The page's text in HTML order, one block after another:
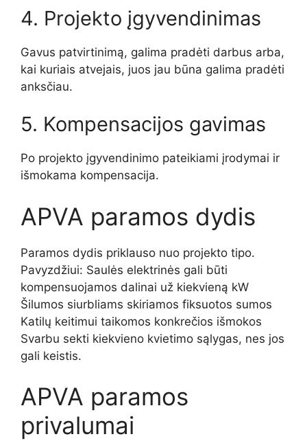
4. Projekto įgyvendinimas
Gavus patvirtinimą, galima pradėti darbus arba,
kai kuriais atvejais, juos jau būna galima pradėti
anksčiau.
5. Kompensacijos gavimas
Po projekto įgyvendinimo pateikiami įrodymai ir
išmokama kompensacija.
APVA paramos dydis
Paramos dydis priklauso nuo projekto tipo.
Pavyzdžiui: Saulės elektrinės gali būti
kompensuojamos dalinai už kiekvieną kW
Šilumos siurbliams skiriamos fiksuotos sumos
Katilų keitimui taikomos konkrečios išmokos
Svarbu sekti kiekvieno kvietimo sąlygas, nes jos
gali keistis.
APVA paramos
privalumai